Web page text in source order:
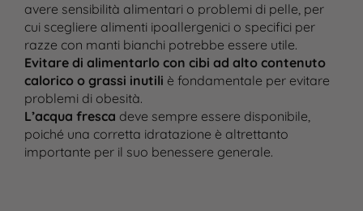
avere sensibilità alimentari o problemi di pelle, per
cui scegliere alimenti ipoallergenici o specifici per
razze con manti bianchi potrebbe essere utile.
Evitare di alimentarlo con cibi ad alto contenuto
calorico o grassi inutili è fondamentale per evitare
problemi di obesità.
L’acqua fresca deve sempre essere disponibile,
poiché una corretta idratazione è altrettanto
importante per il suo benessere generale.